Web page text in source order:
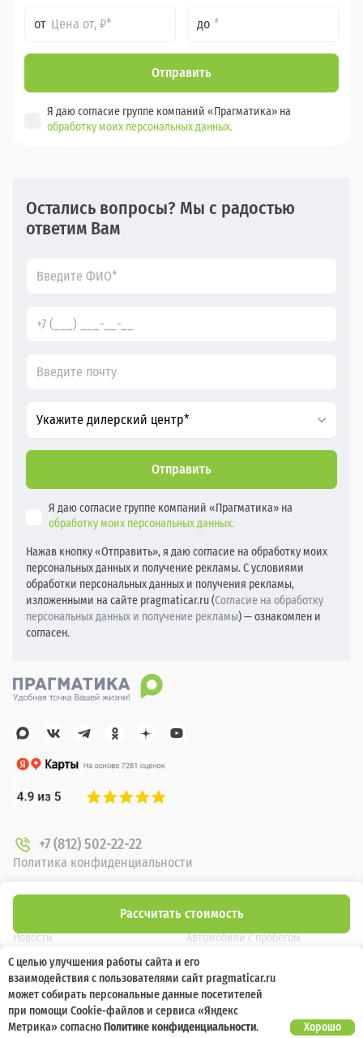
от до
Отправить
Я даю согласие группе компаний «Прагматика» на
обработку моих персональных данных.
Остались вопросы? Мы с радостью
ответим Вам
Укажите дилерский центр*
Отправить
Я даю согласие группе компаний «Прагматика» на
обработку моих персональных данных.
Нажав кнопку «Отправить», я даю согласие на обработку моих
персональных данных и получение рекламы. С условиями
обработки персональных данных и получения рекламы,
изложенными на сайте pragmaticar.ru (Согласие на обработку
персональных данных и получение рекламы) — ознакомлен и
согласен.
Рассчитать стоимость
+7 (812) 502-22-22
Политика конфиденциальности
Новости
Отзывы клиентов
Наша команда
Карьера
Новые автомобили
Автомобили с пробегом
Выкуп
Акции
Кузовной ремонт
С целью улучшения работы сайта и его
взаимодействия с пользователями сайт pragmaticar.ru
может собирать персональные данные посетителей
при помощи Cookie-файлов и сервиса «Яндекс
Метрика» согласноПолитике конфиденциальности.
Хорошо